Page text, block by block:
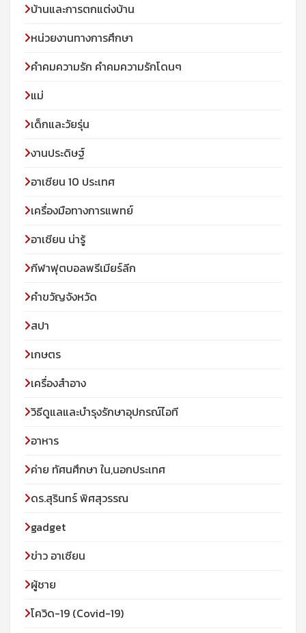
บ้านและการตกแต่งบ้าน
หน่วยงานทางการศึกษา
คำคมความรัก คำคมความรักโดนๆ
แม่
เด็กและวัยรุ่น
งานประดิษฐ์
อาเซียน 10 ประเทศ
เครื่องมือทางการแพทย์
อาเซียน น่ารู้
กีฬาฟุตบอลพรีเมียร์ลีก
คำขวัญจังหวัด
สปา
เกษตร
เครื่องสำอาง
วิธีดูแลและบำรุงรักษาอุปกรณ์ไอที
อาหาร
ค่าย ทัศนศึกษา ใน,นอกประเทศ
ดร.สุรินทร์ พิศสุวรรณ
gadget
ข่าว อาเซียน
ผู้ชาย
โควิด-19 (Covid-19)